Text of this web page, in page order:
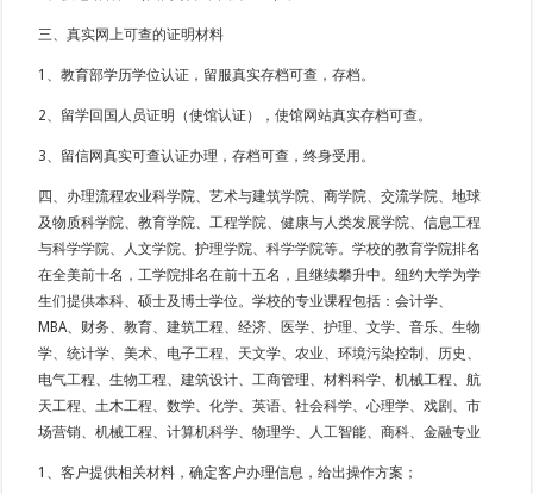
三、真实网上可查的证明材料
1、教育部学历学位认证，留服真实存档可查，存档。
2、留学回国人员证明（使馆认证），使馆网站真实存档可查。
3、留信网真实可查认证办理，存档可查，终身受用。
四、办理流程农业科学院、艺术与建筑学院、商学院、交流学院、地球
及物质科学院、教育学院、工程学院、健康与人类发展学院、信息工程
与科学学院、人文学院、护理学院、科学学院等。学校的教育学院排名
在全美前十名，工学院排名在前十五名，且继续攀升中。纽约大学为学
生们提供本科、硕士及博士学位。学校的专业课程包括：会计学、
MBA、财务、教育、建筑工程、经济、医学、护理、文学、音乐、生物
学、统计学、美术、电子工程、天文学、农业、环境污染控制、历史、
电气工程、生物工程、建筑设计、工商管理、材料科学、机械工程、航
天工程、土木工程、数学、化学、英语、社会科学、心理学、戏剧、市
场营销、机械工程、计算机科学、物理学、人工智能、商科、金融专业
1、客户提供相关材料，确定客户办理信息，给出操作方案；